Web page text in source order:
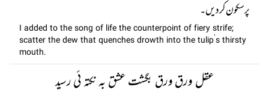
پرسکون کر دیں۔
I added to the song of life the counterpoint of fiery strife;
scatter the dew that quenches drowth into the tulip’s thirsty
mouth.
عقل ورق ورق بگشت عشق بہ نکتہ ئی رسید